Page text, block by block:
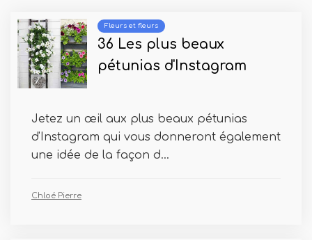
Fleurs et fleurs
36 Les plus beaux
pétunias d'Instagram
Jetez un œil aux plus beaux pétunias
d'Instagram qui vous donneront également
une idée de la façon d...
Chloé Pierre